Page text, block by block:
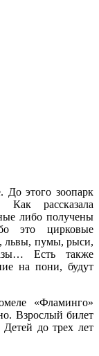
До этого зоопарк
Как рассказала
либо получены
это цирковые
львы, пумы, рыси,
Есть также
на пони, будут
«Фламинго»
Взрослый билет
до трех лет